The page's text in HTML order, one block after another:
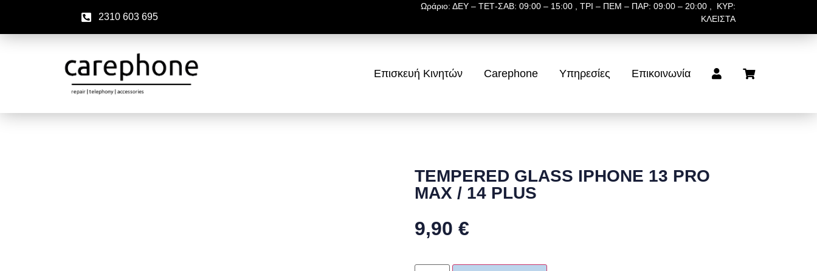
2310 603 695
Ωράριο: ΔΕΥ – ΤΕΤ-ΣΑΒ: 09:00 – 15:00 , ΤΡΙ – ΠΕΜ – ΠΑΡ: 09:00 – 20:00 , ΚΥΡ:
ΚΛΕΙΣΤΑ
Επισκευή Κινητών Carephone Υπηρεσίες Επικοινωνία
TEMPERED GLASS IPHONE 13 PRO
MAX / 14 PLUS
9,90 €